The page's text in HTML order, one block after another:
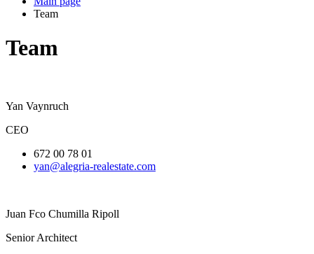
Team
Team
Yan Vaynruch
CEO
672 00 78 01
yan@alegria-realestate.com
Juan Fco Chumilla Ripoll
Senior Architect